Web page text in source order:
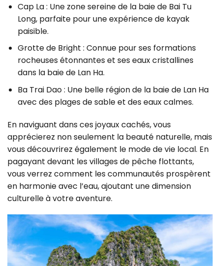
Cap La : Une zone sereine de la baie de Bai Tu
Long, parfaite pour une expérience de kayak
paisible.
Grotte de Bright : Connue pour ses formations
rocheuses étonnantes et ses eaux cristallines
dans la baie de Lan Ha.
Ba Trai Dao : Une belle région de la baie de Lan Ha
avec des plages de sable et des eaux calmes.
En naviguant dans ces joyaux cachés, vous
apprécierez non seulement la beauté naturelle, mais
vous découvrirez également le mode de vie local. En
pagayant devant les villages de pêche flottants,
vous verrez comment les communautés prospèrent
en harmonie avec l’eau, ajoutant une dimension
culturelle à votre aventure.